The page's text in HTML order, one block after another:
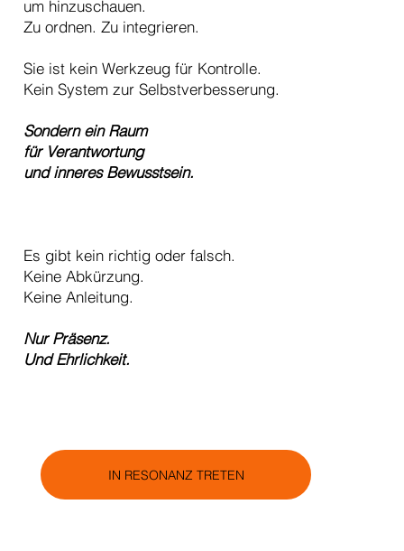
um hinzuschauen.
Zu ordnen. Zu integrieren.
Sie ist kein Werkzeug für Kontrolle.
Kein System zur Selbstverbesserung.
Sondern ein Raum
für Verantwortung
und inneres Bewusstsein.
Es gibt kein richtig oder falsch.
Keine Abkürzung.
Keine Anleitung.
Nur Präsenz.
Und Ehrlichkeit.
IN RESONANZ TRETEN